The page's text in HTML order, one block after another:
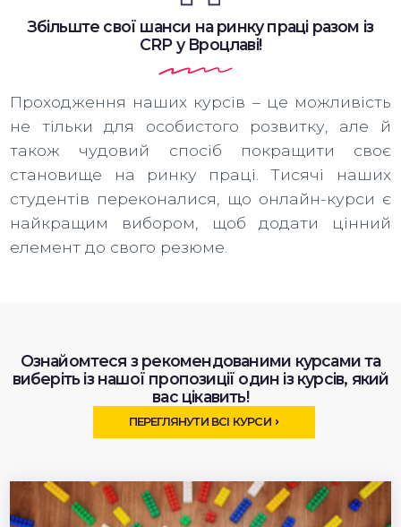
Збільште свої шанси на ринку праці разом із
CRP у Вроцлаві!
Проходження наших курсів – це можливість
не тільки для особистого розвитку, але й
також чудовий спосіб покращити своє
становище на ринку праці. Тисячі наших
студентів переконалися, що онлайн-курси є
найкращим вибором, щоб додати цінний
елемент до свого резюме.
Ознайомтеся з рекомендованими курсами та
виберіть із нашої пропозиції один із курсів, який
вас цікавить!
ПЕРЕГЛЯНУТИ ВСІ КУРСИ